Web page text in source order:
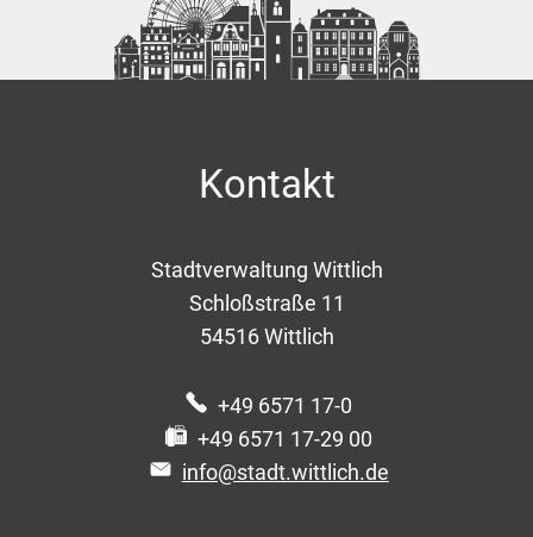
Kontakt
Stadtverwaltung Wittlich
Schloßstraße 11
54516 Wittlich
+49 6571 17-0
+49 6571 17-29 00
info@stadt.wittlich.de